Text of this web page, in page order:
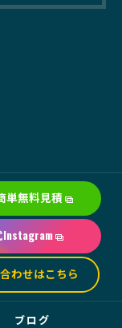
単無料見積
わせはこちら
ブログ